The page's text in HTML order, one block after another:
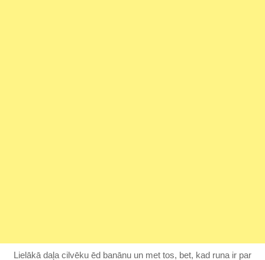
Lielākā daļa cilvēku ēd banānu un met tos, bet, kad runa ir par